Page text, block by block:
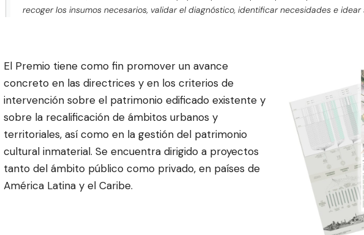
recoger los insumos necesarios, validar el diagnóstico, identificar necesidades e idear
El Premio tiene como fin promover un avance
concreto en las directrices y en los criterios de
intervención sobre el patrimonio edificado existente y
sobre la recalificación de ámbitos urbanos y
territoriales, así como en la gestión del patrimonio
cultural inmaterial. Se encuentra dirigido a proyectos
tanto del ámbito público como privado, en países de
América Latina y el Caribe.